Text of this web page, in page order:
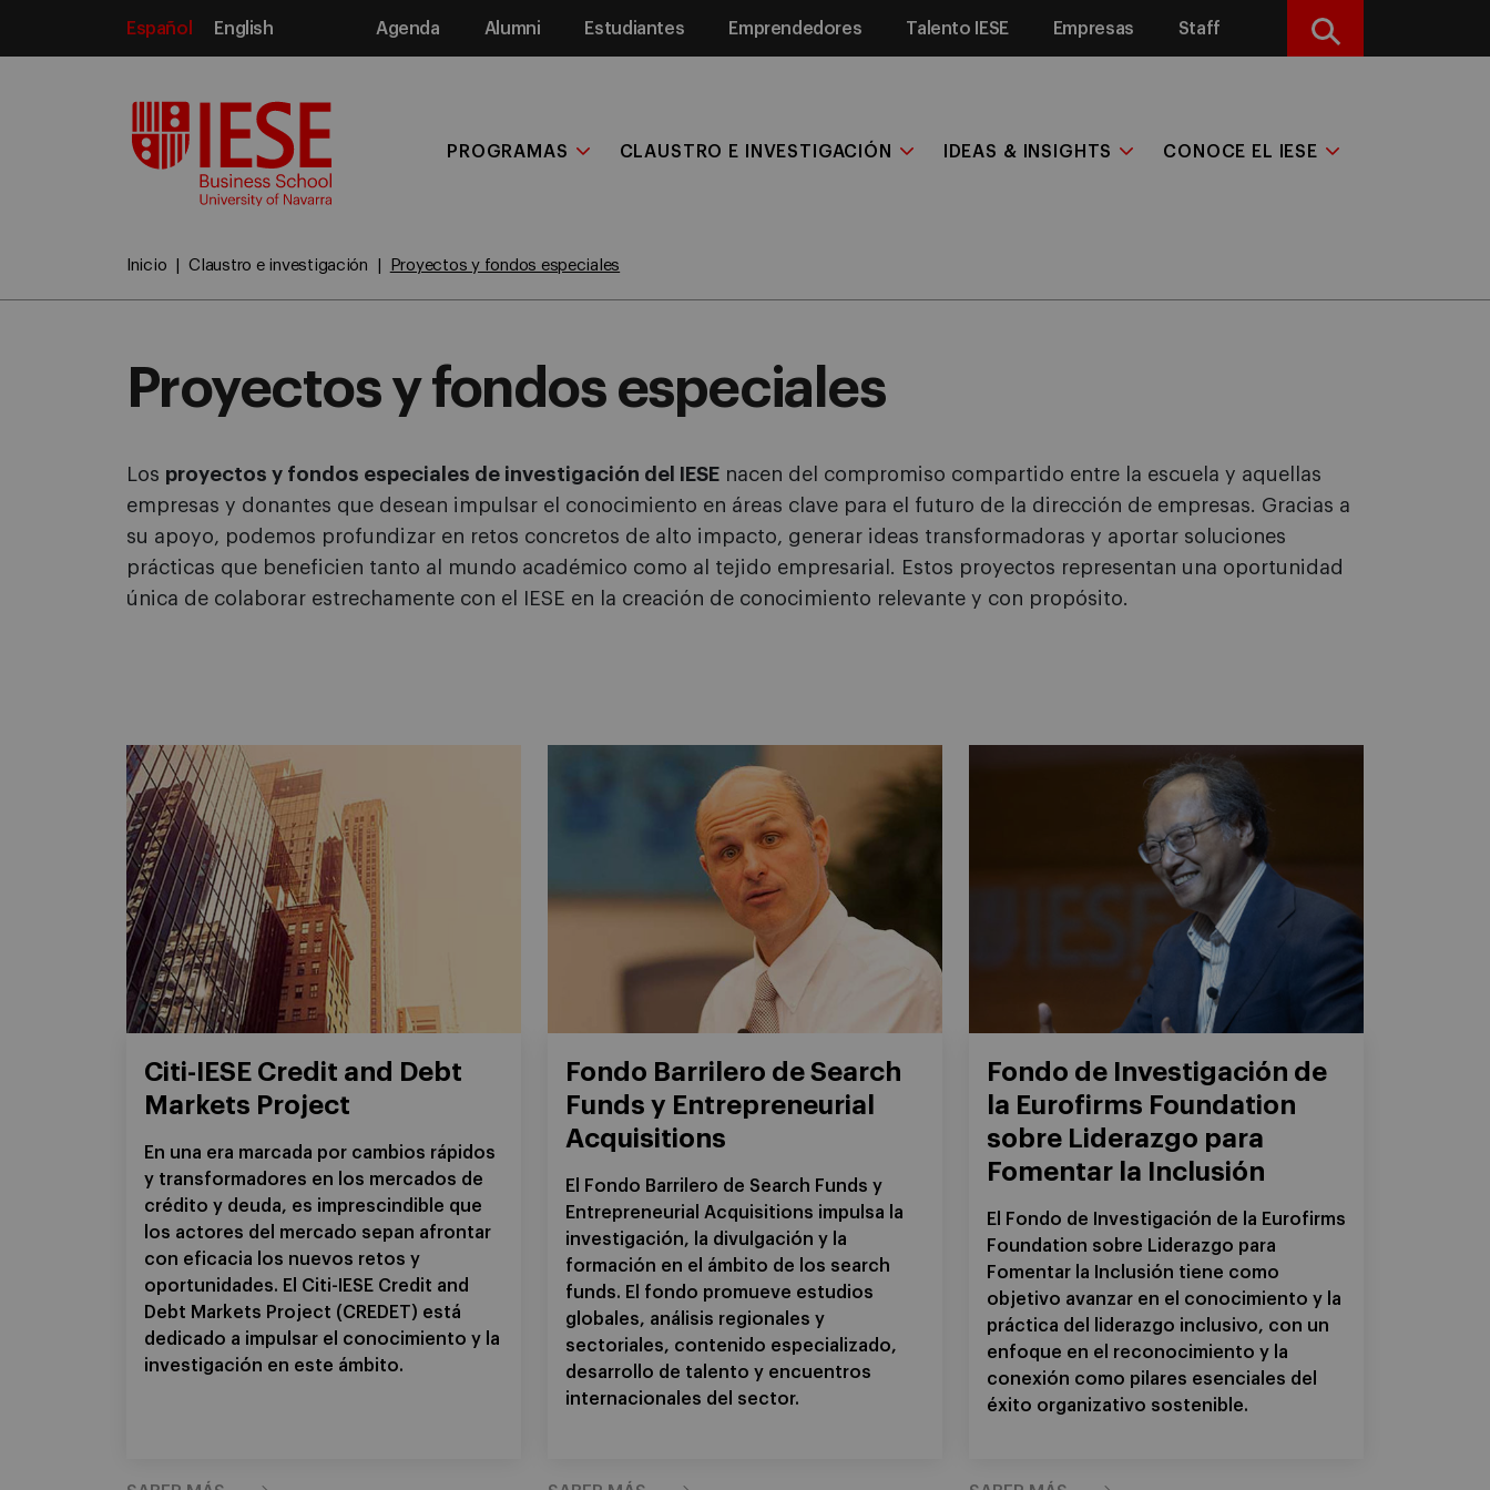
Español English Agenda Alumni Estudiantes Emprendedores Talento IESE Empresas Staff Buscar
PROGRAMAS CLAUSTRO E INVESTIGACIÓN IDEAS & INSIGHTS CONOCE EL IESE
Inicio Claustro e investigación Proyectos y fondos especiales
Proyectos y fondos especiales
Los proyectos y fondos especiales de investigación del IESE nacen del compromiso compartido entre la escuela y aquellas
empresas y donantes que desean impulsar el conocimiento en áreas clave para el futuro de la dirección de empresas. Gracias a
su apoyo, podemos profundizar en retos concretos de alto impacto, generar ideas transformadoras y aportar soluciones
prácticas que beneficien tanto al mundo académico como al tejido empresarial. Estos proyectos representan una oportunidad
única de colaborar estrechamente con el IESE en la creación de conocimiento relevante y con propósito.
Citi-IESE Credit and Debt
Markets Project
En una era marcada por cambios rápidos
y transformadores en los mercados de
crédito y deuda, es imprescindible que
los actores del mercado sepan afrontar
con eficacia los nuevos retos y
oportunidades. El Citi-IESE Credit and
Debt Markets Project (CREDET) está
dedicado a impulsar el conocimiento y la
investigación en este ámbito.
Fondo Barrilero de Search
Funds y Entrepreneurial
Acquisitions
El Fondo Barrilero de Search Funds y
Entrepreneurial Acquisitions impulsa la
investigación, la divulgación y la
formación en el ámbito de los search
funds. El fondo promueve estudios
globales, análisis regionales y
sectoriales, contenido especializado,
desarrollo de talento y encuentros
internacionales del sector.
Fondo de Investigación de
la Eurofirms Foundation
sobre Liderazgo para
Fomentar la Inclusión
El Fondo de Investigación de la Eurofirms
Foundation sobre Liderazgo para
Fomentar la Inclusión tiene como
objetivo avanzar en el conocimiento y la
práctica del liderazgo inclusivo, con un
enfoque en el reconocimiento y la
conexión como pilares esenciales del
éxito organizativo sostenible.